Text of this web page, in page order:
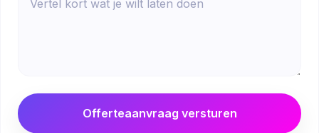
Offerteaanvraag versturen